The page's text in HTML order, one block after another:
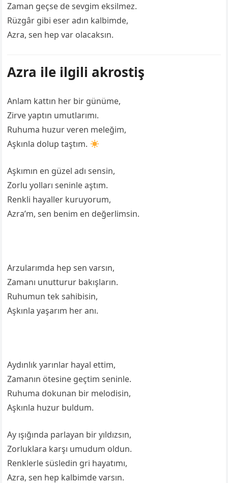
Zaman geçse de sevgim eksilmez.
Rüzgâr gibi eser adın kalbimde,
Azra, sen hep var olacaksın. ️
Azra ile ilgili akrostiş
Anlam kattın her bir günüme,
Zirve yaptın umutlarımı.
Ruhuma huzur veren meleğim,
Aşkınla dolup taştım.
Aşkımın en güzel adı sensin,
Zorlu yolları seninle aştım.
Renkli hayaller kuruyorum,
Azra’m, sen benim en değerlimsin.
Arzularımda hep sen varsın,
Zamanı unutturur bakışların.
Ruhumun tek sahibisin,
Aşkınla yaşarım her anı.
Aydınlık yarınlar hayal ettim,
Zamanın ötesine geçtim seninle.
Ruhuma dokunan bir melodisin,
Aşkınla huzur buldum.
Ay ışığında parlayan bir yıldızsın,
Zorluklara karşı umudum oldun.
Renklerle süsledin gri hayatımı,
Azra, sen hep kalbimde varsın.